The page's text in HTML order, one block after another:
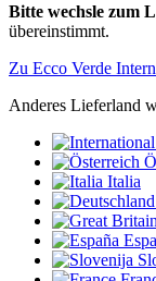
Bitte wechsle zum
übereinstimmt.
Zu Ecco Verde
Anderes Lieferland
Italia